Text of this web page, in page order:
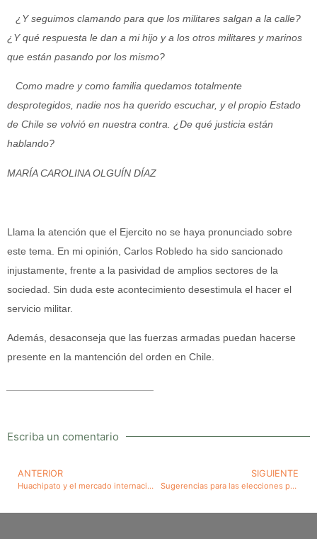
¿Y seguimos clamando para que los militares salgan a la calle?
¿Y qué respuesta le dan a mi hijo y a los otros militares y marinos
que están pasando por los mismo?
Como madre y como familia quedamos totalmente
desprotegidos, nadie nos ha querido escuchar, y el propio Estado
de Chile se volvió en nuestra contra. ¿De qué justicia están
hablando?
MARÍA CAROLINA OLGUÍN DÍAZ
Llama la atención que el Ejercito no se haya pronunciado sobre
este tema. En mi opinión, Carlos Robledo ha sido sancionado
injustamente, frente a la pasividad de amplios sectores de la
sociedad. Sin duda este acontecimiento desestimula el hacer el
servicio militar.
Además, desaconseja que las fuerzas armadas puedan hacerse
presente en la mantención del orden en Chile.
Escriba un comentario
ANTERIOR
Huachipato y el mercado internacional del acero. Critica al Gobierno
SIGUIENTE
Sugerencias para las elecciones programadas para el 27 de octubre: Elección General de Gobernadores Regionales, Consejeros Regionales, Alcaldes y Concejales, con voto obligatorio